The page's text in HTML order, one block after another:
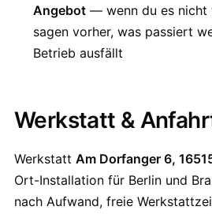
Angebot — wenn du es nicht
sagen vorher, was passiert
Betrieb ausfällt
Werkstatt &
Werkstatt Am Dorfanger 6,
Ort-Installation für Berlin und
nach Aufwand, freie